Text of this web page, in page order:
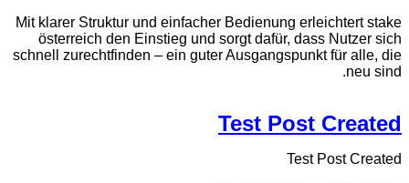
Mit klarer Struktur und einfacher Bedienung erleichtert stake
österreich den Einstieg und sorgt dafür, dass Nutzer sich
schnell zurechtfinden – ein guter Ausgangspunkt für alle, die
neu sind.
Test Post Created
Test Post Created